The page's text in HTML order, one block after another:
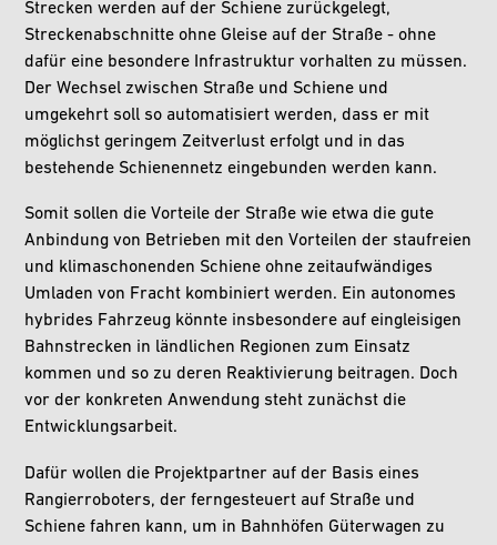
Strecken werden auf der Schiene zurückgelegt,
Streckenabschnitte ohne Gleise auf der Straße - ohne
dafür eine besondere Infrastruktur vorhalten zu müssen.
Der Wechsel zwischen Straße und Schiene und
umgekehrt soll so automatisiert werden, dass er mit
möglichst geringem Zeitverlust erfolgt und in das
bestehende Schienennetz eingebunden werden kann.
Somit sollen die Vorteile der Straße wie etwa die gute
Anbindung von Betrieben mit den Vorteilen der staufreien
und klimaschonenden Schiene ohne zeitaufwändiges
Umladen von Fracht kombiniert werden. Ein autonomes
hybrides Fahrzeug könnte insbesondere auf eingleisigen
Bahnstrecken in ländlichen Regionen zum Einsatz
kommen und so zu deren Reaktivierung beitragen. Doch
vor der konkreten Anwendung steht zunächst die
Entwicklungsarbeit.
Dafür wollen die Projektpartner auf der Basis eines
Rangierroboters, der ferngesteuert auf Straße und
Schiene fahren kann, um in Bahnhöfen Güterwagen zu